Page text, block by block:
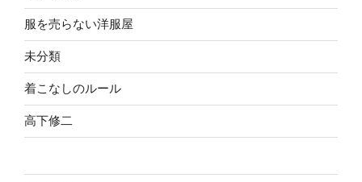
服を売らない洋服屋
未分類
着こなしのルール
高下修二